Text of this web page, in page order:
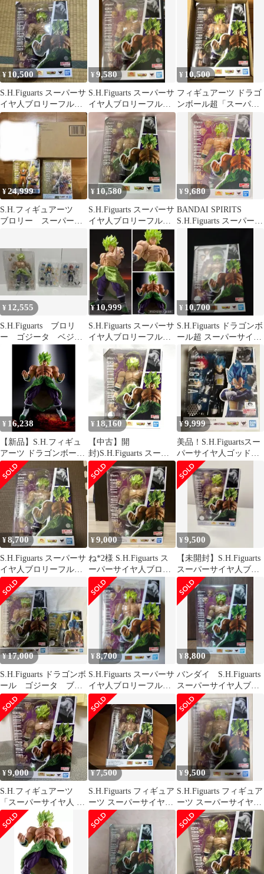
¥ 10,500
S.H.Figuarts スーパーサ
イヤ人ブロリーフルパ
ワー
¥9,580
S.H.Figuarts スーパーサ
イヤ人ブロリーフルパ
ワー 新品未開封
¥ 10,500
フィギュアーツ ドラゴ
ンボール超「スーパー
サイヤ人ブロリーフル
パワー」
¥24,999
S.H.フィギュアーツ
ブロリー スーパーサ
¥ 10,580
S.H.Figuarts スーパーサ
イヤ人ブロリーフルパ
ワー
¥9,680
BANDAI SPIRITS
S.H.Figuarts スーパーサ
ワー 再販版
¥ 12,555
S.H.Figuarts ブロリ
ー ゴジータ ベジー
¥10,999
S.H.Figuarts スーパーサ
イヤ人ブロリーフルパ
ワー(再販版)
¥ 10,700
S.H.Figuarts ドラゴンボ
ール超 スーパーサイヤ
人ブロリー
¥ 16,238
【新品】S.H.フィギュ
アーツ ドラゴンボール
超 ブロリー スーパーサ
イヤ人ブロリーフルパ
ワー 約220mm フィギ
ュア
¥ 18,160
【中古】開
封)S.H.Figuarts スーパ
ーサイヤ人ブロリーフ
ルパワー[79]
¥9,999
美品！S.H.Figuartsスー
パーサイヤ人ゴッドス
ーパーサイヤ人ベジー
タ超
¥8,700
S.H.Figuarts スーパーサ
イヤ人ブロリーフルパ
ワー
¥9,000
ね*2様 S.H.Figuarts ス
ーパーサイヤ人ブロリ
ーフルパワー 新品未
開
¥9,500
【未開封】S.H.Figuarts
スーパーサイヤ人ブロ
リーフルパワー
¥17,000
S.H.Figuarts ドラゴンボ
ール ゴジータ ブロ
リー 2体セット
¥8,700
S.H.Figuarts スーパーサ
イヤ人ブロリーフルパ
ワー
¥8,800
バンダイ S.H.Figuarts
スーパーサイヤ人ブロ
リーフルパワー 再販版
¥9,000
S.H.フィギュアーツ
「スーパーサイヤ人 ブ
ロリー フルパワー」
未開封品
¥7,500
S.H.Figuarts フィギュア
ーツ スーパーサイヤ人
フルパワーブロリー
¥9,500
S.H.Figuarts フィギュア
ーツ スーパーサイヤ人
フルパワーブロリー